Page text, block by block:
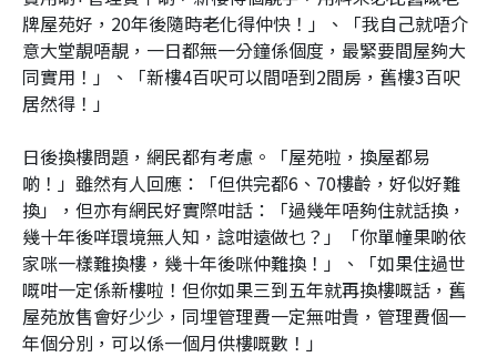
牌屋苑好，20年後隨時老化得仲快！」、「我自己就唔介
意大堂靚唔靚，一日都無一分鐘係個度，最緊要間屋夠大
同實用！」、「新樓4百呎可以間唔到2間房，舊樓3百呎
居然得！」
日後換樓問題，網民都有考慮。「屋苑啦，換屋都易
啲！」雖然有人回應：「但供完都6、70樓齡，好似好難
換」，但亦有網民好實際咁話：「過幾年唔夠住就話換，
幾十年後咩環境無人知，諗咁遠做乜？」「你單幢果啲依
家咪一樣難換樓，幾十年後咪仲難換！」、「如果住過世
嘅咁一定係新樓啦！但你如果三到五年就再換樓嘅話，舊
屋苑放售會好少少，同埋管理費一定無咁貴，管理費個一
年個分別，可以係一個月供樓嘅數！」